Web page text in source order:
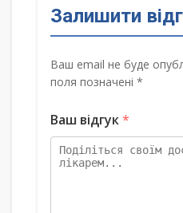
Залишити
Ваш email не буде
поля позначені *
Ваш відгук*